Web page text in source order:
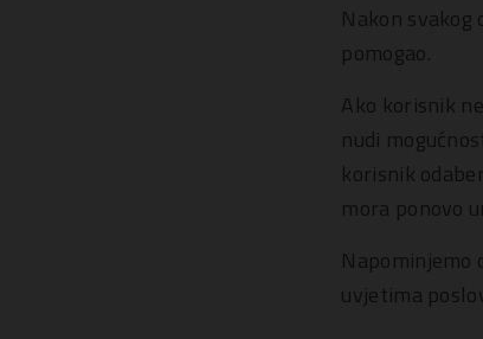
Nakon svakog
pomogao.
Ako korisnik
nudi
korisnik
mora ponovo
Napominjemo
uvjetima